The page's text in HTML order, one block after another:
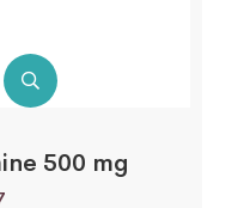
500 mg